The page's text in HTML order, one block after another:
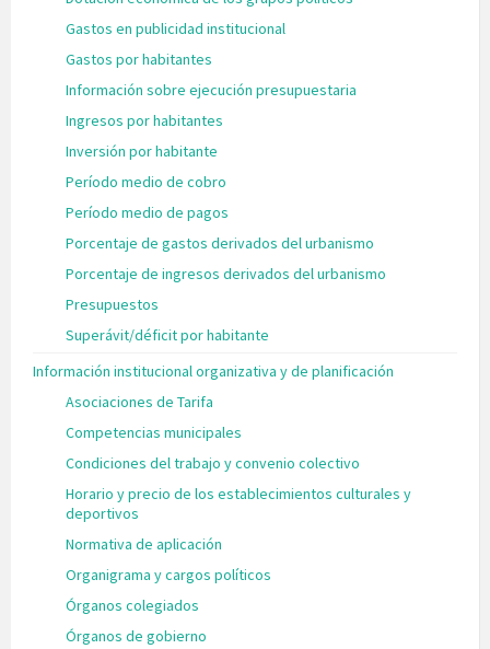
Gastos en publicidad institucional
Gastos por habitantes
Información sobre ejecución presupuestaria
Ingresos por habitantes
Inversión por habitante
Período medio de cobro
Período medio de pagos
Porcentaje de gastos derivados del urbanismo
Porcentaje de ingresos derivados del urbanismo
Presupuestos
Superávit/déficit por habitante
Información institucional organizativa y de planificación
Asociaciones de Tarifa
Competencias municipales
Condiciones del trabajo y convenio colectivo
Horario y precio de los establecimientos culturales y
deportivos
Normativa de aplicación
Organigrama y cargos políticos
Órganos colegiados
Órganos de gobierno